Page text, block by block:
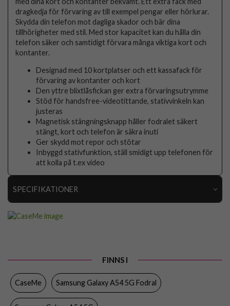
dragkedja för förvaring av till exempel pengar eller hörlurar.
Skydda din telefon mot dagliga skador och bär dina
tillhörigheter med stil. Med stor kapacitet kan du hålla din
telefon säker och samtidigt förvara många viktiga kort och
kontanter.
Designad med 10 kortplatser och ett kassafack för
förvaring av kontanter och kort
Den yttre blixtlåsfickan ger extra förvaringsutrymme
Stöd för handsfree-videotittande, stativvinkeln kan
justeras
Magnetisk stängningsknapp håller fodralet säkert
stängt, kort och telefon är säkra inuti
Ger skydd mot repor och stötar
Inbyggd stativfunktion, ställ smidigt upp telefonen för
att kolla på t.ex video
SPECIFIKATIONER
Färg
FINNS I
CaseMe Samsung Galaxy A54 5G Fodral